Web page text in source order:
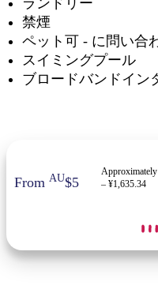
ランドリー
禁煙
ペット可 - に問い合
スイミングプール
ブロードバンドイン
From AU$5
– ¥1,635.34